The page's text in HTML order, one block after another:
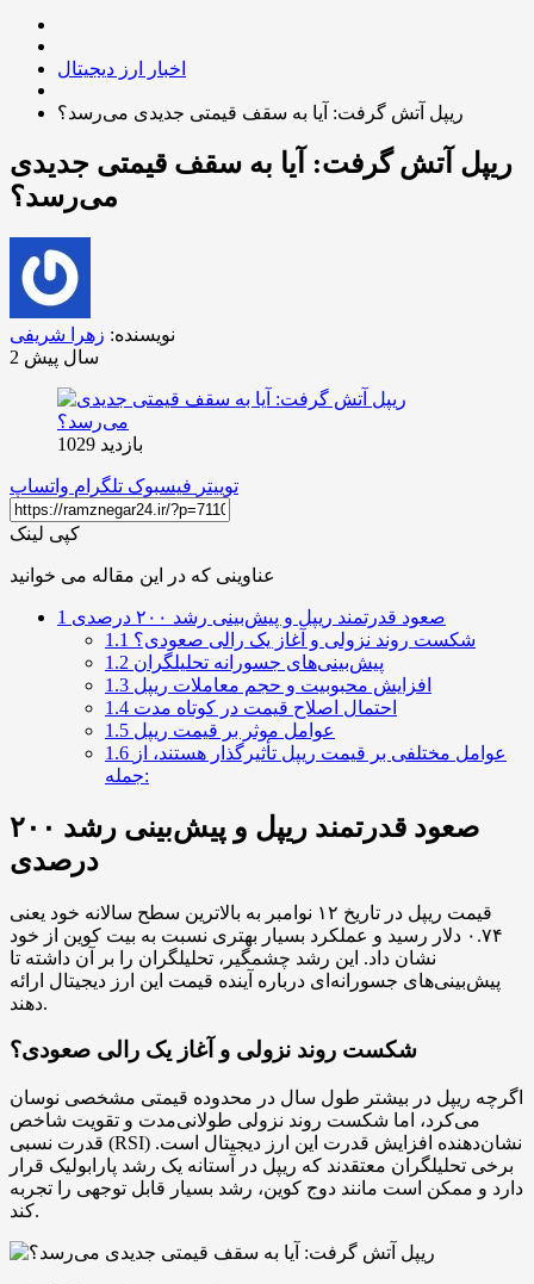
اخبار ارز دیجیتال
ریپل آتش گرفت: آیا به سقف قیمتی جدیدی می‌رسد؟
ریپل آتش گرفت: آیا به سقف قیمتی جدیدی
می‌رسد؟
نویسنده: زهرا شریفی
2 سال پیش
بازدید 1029
توییتر فیسبوک تلگرام واتساپ
کپی لینک
عناوینی که در این مقاله می خوانید
1
صعود قدرتمند ریپل و پیش‌بینی رشد ۲۰۰ درصدی
1.1 شکست روند نزولی و آغاز یک رالی صعودی؟
1.2 پیش‌بینی‌های جسورانه تحلیلگران
1.3 افزایش محبوبیت و حجم معاملات ریپل
1.4 احتمال اصلاح قیمت در کوتاه مدت
1.5 عوامل موثر بر قیمت ریپل
1.6
جمله:
صعود قدرتمند ریپل و پیش‌بینی رشد ۲۰۰
درصدی
قیمت ریپل در تاریخ ۱۲ نوامبر به بالاترین سطح سالانه خود یعنی
۰.۷۴ دلار رسید و عملکرد بسیار بهتری نسبت به بیت کوین از خود
نشان داد. این رشد چشمگیر، تحلیلگران را بر آن داشته تا
پیش‌بینی‌های جسورانه‌ای درباره آینده قیمت این ارز دیجیتال ارائه
دهند.
شکست روند نزولی و آغاز یک رالی صعودی؟
اگرچه ریپل در بیشتر طول سال در محدوده قیمتی مشخصی نوسان
می‌کرد، اما شکست روند نزولی طولانی‌مدت و تقویت شاخص
قدرت نسبی (RSI) نشان‌دهنده افزایش قدرت این ارز دیجیتال است.
برخی تحلیلگران معتقدند که ریپل در آستانه یک رشد پارابولیک قرار
دارد و ممکن است مانند دوج کوین، رشد بسیار قابل توجهی را تجربه
کند.